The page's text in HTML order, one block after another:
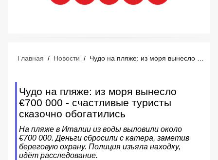
Главная / Новости /
Чудо на пляже: из моря вынесло
€700 000 - счастливые туристы
сказочно обогатились
На пляже в Италии из воды выловили около
€700 000. Деньги сбросили с катера, заметив
береговую охрану. Полиция изъяла находку,
идёт расследование.